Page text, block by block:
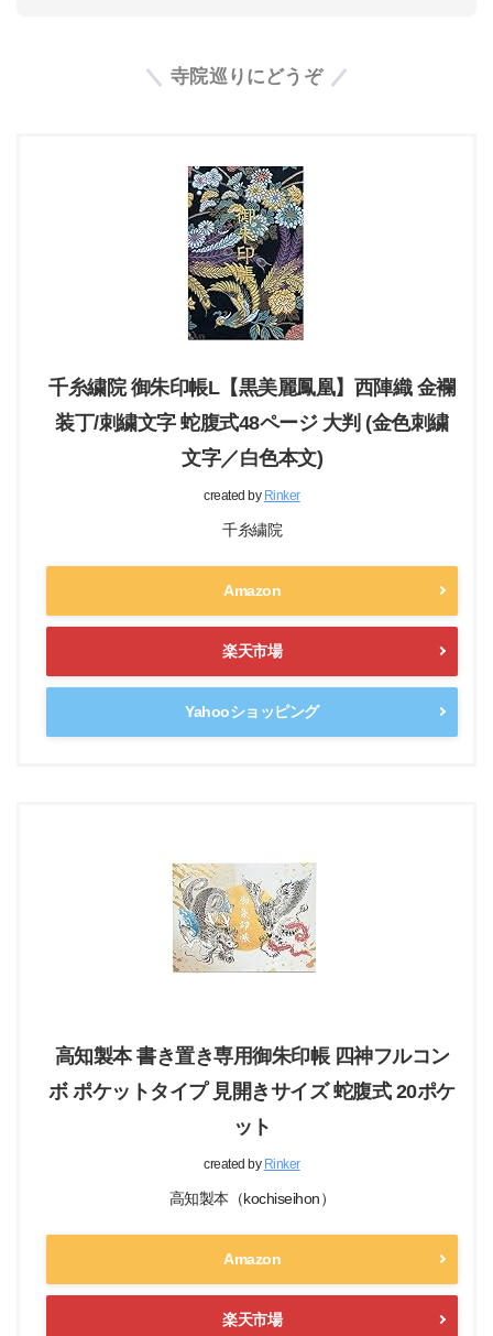
寺院巡りにどうぞ
千糸繍院 御朱印帳L【黒美麗鳳凰】西陣織 金襴
装丁/刺繍文字 蛇腹式48ページ 大判 (金色刺繍
文字／白色本文)
created by Rinker
千糸繍院
Amazon
楽天市場
Yahooショッピング
高知製本 書き置き専用御朱印帳 四神フルコン
ボ ポケットタイプ 見開きサイズ 蛇腹式 20ポケ
ット
created by Rinker
高知製本（kochiseihon）
Amazon
楽天市場